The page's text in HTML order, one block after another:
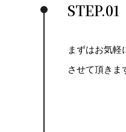
STEP.01
まずはお気
させて頂きま